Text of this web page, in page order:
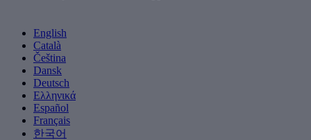
English
Català
Čeština
Dansk
Deutsch
Ελληνικά
Español
Français
한국어